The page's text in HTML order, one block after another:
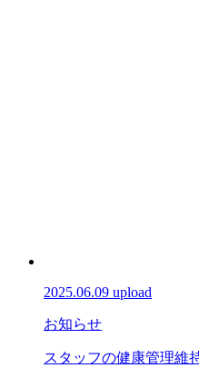
2025.06.09 upload
お知らせ
スタッフの健康管理維